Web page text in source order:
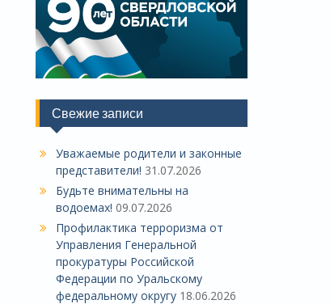
Свежие записи
Уважаемые родители и законные
представители! 31.07.2026
Будьте внимательны на
водоемах! 09.07.2026
Профилактика терроризма от
Управления Генеральной
прокуратуры Российской
Федерации по Уральскому
федеральному округу 18.06.2026